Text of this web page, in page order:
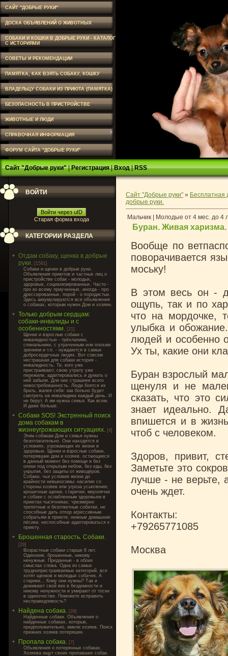
САЙТ "ДОБРЫЕ РУКИ"
ДОСКА ОБЪЯВЛЕНИЙ О ЖИВОТНЫХ
СОБАКИ И КОШКИ В ДОБРЫЕ РУКИ - КАТАЛОГ
С ИСТОРИЯМИ
СОВЕТЫ И РЕКОМЕНДАЦИИ
ПАМЯТКА, КАК ВЗЯТЬ СОБАКУ, КОШКУ
ВЛАДЕЛЬЦУ СОБАКИ ИЗ ПРИЮТА (ПАМЯТКА)
БЕЗОПАСНОСТЬ В ПРИСТРОЙСТВЕ
ЖИВОТНЫЕ И ЛЮДИ
СПРАВОЧНАЯ ИНФОРМАЦИЯ
ФОРУМ САЙТА "ДОБРЫЕ РУКИ"
Сайт "Добрые руки"|Регистрация|Вход|RSS
ВОЙТИ
Войти через uID
Старая форма входа
КАТЕГОРИИ РАЗДЕЛА
Отдам собаку, щенка в добрые
руки. [1591]
Cобаки и щенки в добрые руки.
Объявления приютов и частных лиц о
пристройстве собак - молодых,
здоровых, социализированных. Часто -
про ко всему приученных, иногда - про
дрессированных, порой - о породистых.
Здесь аккумулируются все объявления
о собаках, которым нужен Дом и хозяин.
Только добрым сердцам:
собаки-инвалиды и с
особенностями. [21]
Щенки и взрослые собаки с
инвалидностью - трёхлапики,
спинальники, с утраченным или плохим
зрением и т.п. - нуждаются в самых
добросердечных людях. Вот совсем
нестрашная для собаки история -
инвалидность. Те, кого уже
пристраивают, свою утрату уже
пережили, адаптировались и думать о
ней забыли. Для них страшнее всего
невостребованность. Люди боятся их
брать, жалея себя: как больно будет
смотреть на инвалидика каждый день. И
не берут. А им нужна семья. Как всем.
И даже больше.
Собаки SOS! Экстренный поиск
дома собакам в
жизнеугрожающих ситуациях. [4]
Этим собакам Дом и семья нужны
безотлагательно. Они находятся в
условиях, угрожающих их жизни и
здоровью. Щенки и взрослые собаки,
потерявшие дом и хозяев, остающиеся
в данный момент без помощи и без
опеки под открытым небом, без еды, без
укрытия, без защиты от живодёров.
Собаки, чьи условия жизни до
крайности невыносимы: насилие со
стороны хозяев или угроза усыпления;
крошечные щенки, старички, мерзлячки
и собаки с ослабленным здоровьем в
приютах-тысячниках; чрезмерно
трепетные и безответные собачки, не
способные дать отпор агрессивным
собратьям в приюте; нежные домашние
пёсики, неспособные адаптироваться к
приюту.
Брошенная старость. Собаки.
[29]
Возрастные собаки старше 8 лет.
Одинокие, брошенные, никому
ненужные. Преданные - в обоих
смыслах слова. Одна из самых
труднопристраиваемых категорий, все
хотят щенков и молодых собачек. А
старики... Кому они нужны? Так и
доживают свой век в бездомности и
никому ненужности и умирают от тоски
в одиночестве. Поможете исправить
несправедливость?
Найдена собака. [28]
Найденные собаки. Объявления о
найденных собаках, которые,
предположительно, имели хозяев. Поиск
прежних хозяев потеряшек.
Пропала собака. [7]
Объявления о потерянных собаках.
Хозяева ищут своих пропавших собак.
Сайт "Добрые руки" » Бесплатная
добрые руки.
Мальчик | Молодые от 4 мес. до 4
Буран. Живая харизма.
Вообще по
поворачивается
моську!
В этом весь он -
ощупь, так и по
что на мордочке,
улыбка и
людей и особенно
Ух ты, какие они
Буран взрослый
щенуля и не
сказать, что это
знает идеально.
впишется и в
чтоб с человеком.
Здоров, привит,
Заметьте это
лучше - не верьте,
очень ждет.
Контакты:
+79265771085
Москва